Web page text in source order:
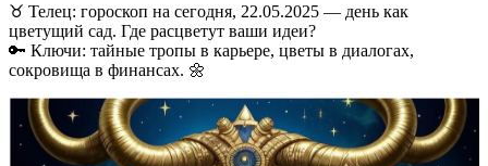
♉️ Телец: гороскоп на сегодня, 22.05.2025 — день как
цветущий сад. Где расцветут ваши идеи?
🔑 Ключи: тайные тропы в карьере, цветы в диалогах,
сокровища в финансах. 🌼